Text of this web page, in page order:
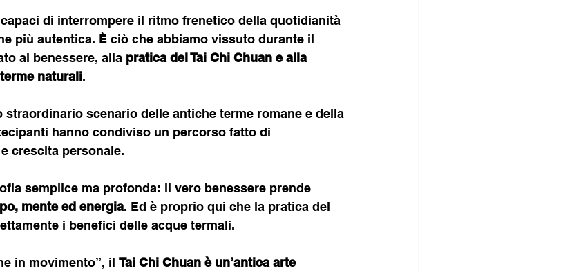
di interrompere il ritmo frenetico della quotidianità
più autentica. È ciò che abbiamo vissuto durante il
al benessere, alla pratica del Tai Chi Chuan e alla
naturali.
scenario delle antiche terme romane e della
hanno condiviso un percorso fatto di
crescita personale.
semplice ma profonda: il vero benessere prende
mente ed energia. Ed è proprio qui che la pratica del
i benefici delle acque termali.
in movimento”, il Tai Chi Chuan è un’antica arte